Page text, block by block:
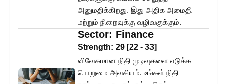
அனுமதிக்கிறது. இது அதிக அமைதி
மற்றும் நிறைவுக்கு வழிவகுக்கும்.
Sector: Finance
Strength: 29 [22 - 33]
விவேகமான நிதி முடிவுகளை எடுக்க
பொறுமை அவசியம். உங்கள் நிதி